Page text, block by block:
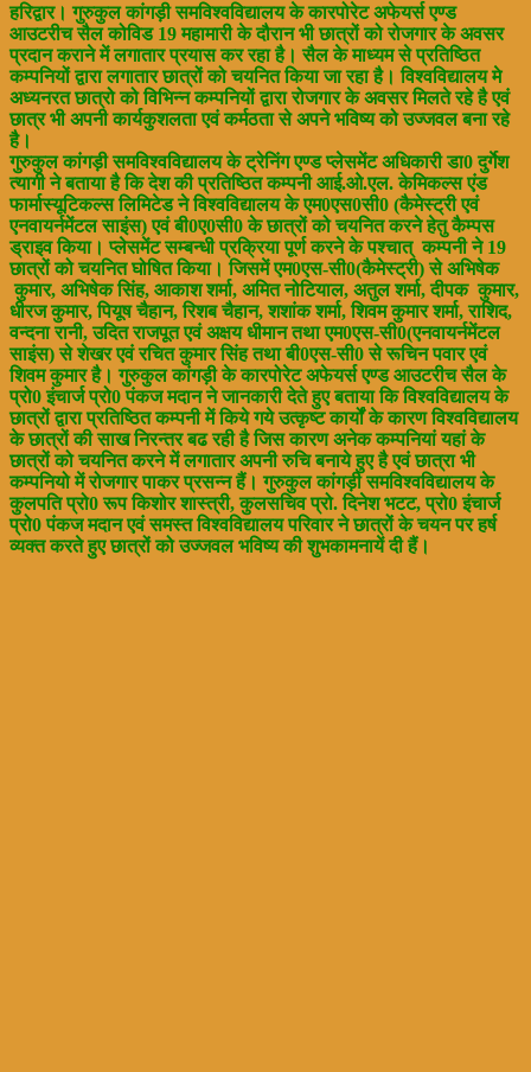
हरिद्वार। गुरुकुल कांगड़ी समविश्वविद्यालय के कारपोरेट अफेयर्स एण्ड
आउटरीच सैल कोविड 19 महामारी के दौरान भी छात्रों को रोजगार के अवसर
प्रदान कराने में लगातार प्रयास कर रहा है। सैल के माध्यम से प्रतिष्ठित
कम्पनियों द्वारा लगातार छात्रों को चयनित किया जा रहा है। विश्वविद्यालय मे
अध्यनरत छात्रो को विभिन्न कम्पनियों द्वारा रोजगार के अवसर मिलते रहे है एवं
छात्र भी अपनी कार्यकुशलता एवं कर्मठता से अपने भविष्य को उज्जवल बना रहे
है।
गुरुकुल कांगड़ी समविश्वविद्यालय के ट्रेनिंग एण्ड प्लेसमेंट अधिकारी डा0 दुर्गेश
त्यागी ने बताया है कि देश की प्रतिष्ठित कम्पनी आई.ओ.एल. केमिकल्स एंड
फार्मास्यूटिकल्स लिमिटेड ने विश्वविद्यालय के एम0एस0सी0 (कैमेस्ट्री एवं
एनवायर्नमेंटल साइंस) एवं बी0ए0सी0 के छात्रों को चयनित करने हेतु कैम्पस
ड्राइव किया। प्लेसमेंट सम्बन्धी प्रक्रिया पूर्ण करने के पश्चात् कम्पनी ने 19
छात्रों को चयनित घोषित किया। जिसमें एम0एस-सी0(कैमेस्ट्री) से अभिषेक
कुमार, अभिषेक सिंह, आकाश शर्मा, अमित नोटियाल, अतुल शर्मा, दीपक कुमार,
धीरज कुमार, पियूष चैहान, रिशब चैहान, शशांक शर्मा, शिवम कुमार शर्मा, राशिद,
वन्दना रानी, उदित राजपूत एवं अक्षय धीमान तथा एम0एस-सी0(एनवायर्नमेंटल
साइंस) से शेखर एवं रचित कुमार सिंह तथा बी0एस-सी0 से रूचिन पवार एवं
शिवम कुमार है। गुरुकुल कांगड़ी के कारपोरेट अफेयर्स एण्ड आउटरीच सैल के
प्रो0 इंचार्ज प्रो0 पंकज मदान ने जानकारी देते हुए बताया कि विश्वविद्यालय के
छात्रों द्वारा प्रतिष्ठित कम्पनी में किये गये उत्कृष्ट कार्यों के कारण विश्वविद्यालय
के छात्रों की साख निरन्तर बढ रही है जिस कारण अनेक कम्पनियां यहां के
छात्रों को चयनित करने में लगातार अपनी रुचि बनाये हुए है एवं छात्रा भी
कम्पनियो में रोजगार पाकर प्रसन्न हैं। गुरुकुल कांगड़ी समविश्वविद्यालय के
कुलपति प्रो0 रूप किशोर शास्त्री, कुलसचिव प्रो. दिनेश भटट, प्रो0 इंचार्ज
प्रो0 पंकज मदान एवं समस्त विश्वविद्यालय परिवार ने छात्रों के चयन पर हर्ष
व्यक्त करते हुए छात्रों को उज्जवल भविष्य की शुभकामनायें दी हैं।